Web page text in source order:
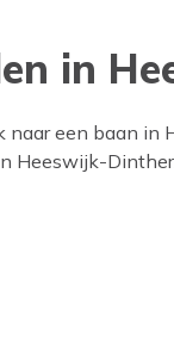
in
naar een baan in
Heeswijk-Dinther